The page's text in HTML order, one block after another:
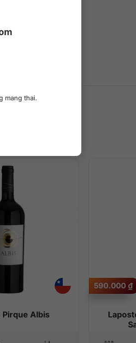
mang thai.
quả chín căng mọng như mâm xôi, lý
Pirque Albis
590.000 ₫